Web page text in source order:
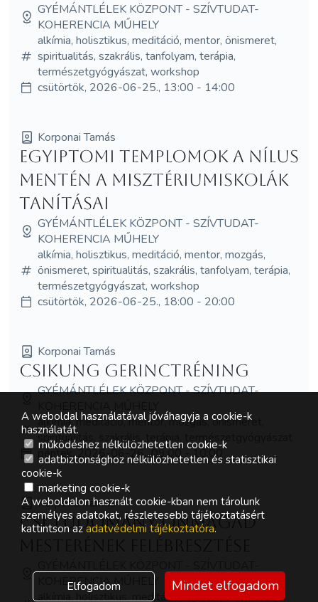
GYÉMÁNTLÉLEK KÖZPONT - SZÍVTUDAT-
KOHERENCIA MŰHELY
alkímia, holisztikus, meditáció, mentor, önismeret,
spiritualitás, szakrális, tanfolyam, terápia,
természetgyógyászat, workshop
csütörtök, 2026-06-25., 13:00 - 14:00
Korponai Tamás
Egyiptomi templomok a Nílus
mentén A misztériumiskolák
tanításai
GYÉMÁNTLÉLEK KÖZPONT - SZÍVTUDAT-
KOHERENCIA MŰHELY
alkímia, holisztikus, meditáció, mentor, mozgás,
önismeret, spiritualitás, szakrális, tanfolyam, terápia,
természetgyógyászat, workshop
csütörtök, 2026-06-25., 18:00 - 20:00
Korponai Tamás
Csikung Gerinctréning
GYÉMÁNTLÉLEK KÖZPONT - SZÍVTUDAT-
alkímia, meditáció, mentor, mozgás, önismeret,
spiritualitás, szakrális, terápia, természetgyógyászat
péntek, 2026-06-26., 09:00 - 10:00
Korponai Tamás
Csí tudomány Önmagad
KOHERENCIA MŰHELY
alkímia, holisztikus, meditáció, mentor, önismeret,
A weboldal használatával jóváhagyja a cookie-k
használatát.
működéshez nélkülözhetetlen cookie-k
adatbiztonsághoz nélkülözhetetlen és statisztikai
cookie-k
marketing cookie-k
A weboldalon használt cookie-kban nem tárolunk
személyes adatokat, részletesebb tájékoztatásért
kattintson az adatvédelmi tájékoztatóra.
Elfogadom Mindet elfogadom